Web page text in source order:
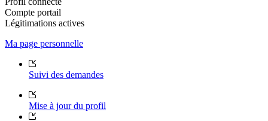
Compte portail
Légitimations actives
Ma page personnelle
Suivi des demandes
Mise à jour du profil